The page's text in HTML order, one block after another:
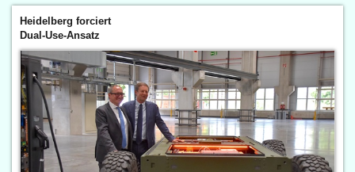
Heidelberg forciert
Dual-Use-Ansatz